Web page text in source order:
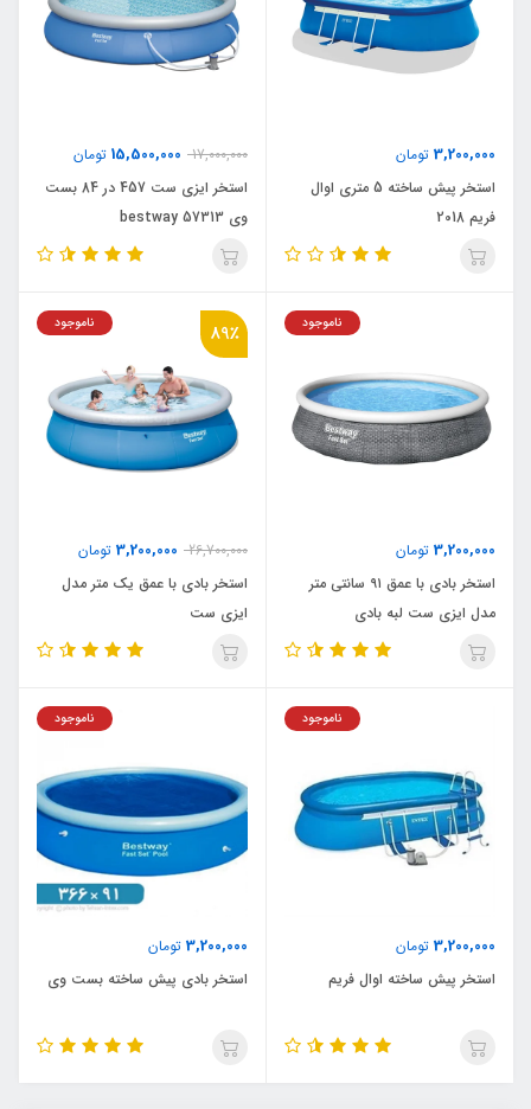
3,200,000 تومان
استخر پیش ساخته 5 متری اوال
فریم 2018
17,000,000
15,500,000 تومان
استخر ایزی ست 457 در 84 بست
وی bestway 57313
3,200,000 تومان
ناموجود
استخر بادی با عمق ۹۱ سانتی متر
مدل ایزی ست لبه بادی
89٪
26,700,000
3,200,000 تومان
ناموجود
استخر بادی با عمق یک متر مدل
ایزی ست
3,200,000 تومان
ناموجود
استخر پیش ساخته اوال فریم
3,200,000 تومان
ناموجود
استخر بادی پیش ساخته بست وی